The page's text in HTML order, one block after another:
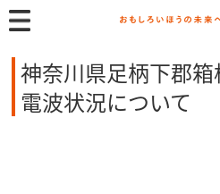
神奈川県足柄下郡
電波状況について